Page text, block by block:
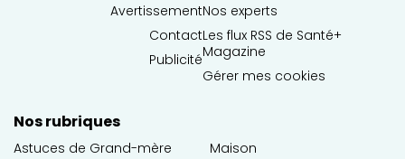
Avertissement
Contact
Publicité
Nos experts
Les flux RSS de Santé+
Magazine
Gérer mes cookies
Nos rubriques
Astuces de Grand-mère
Maison